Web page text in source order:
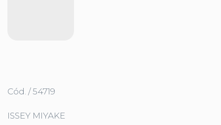
Cód. / 54719
ISSEY MIYAKE